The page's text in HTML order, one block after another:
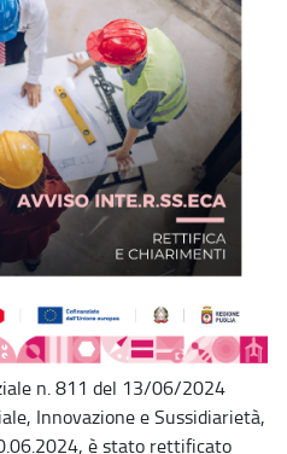
n. 811 del 13/06/2024
Innovazione e Sussidiarietà,
è stato rettificato